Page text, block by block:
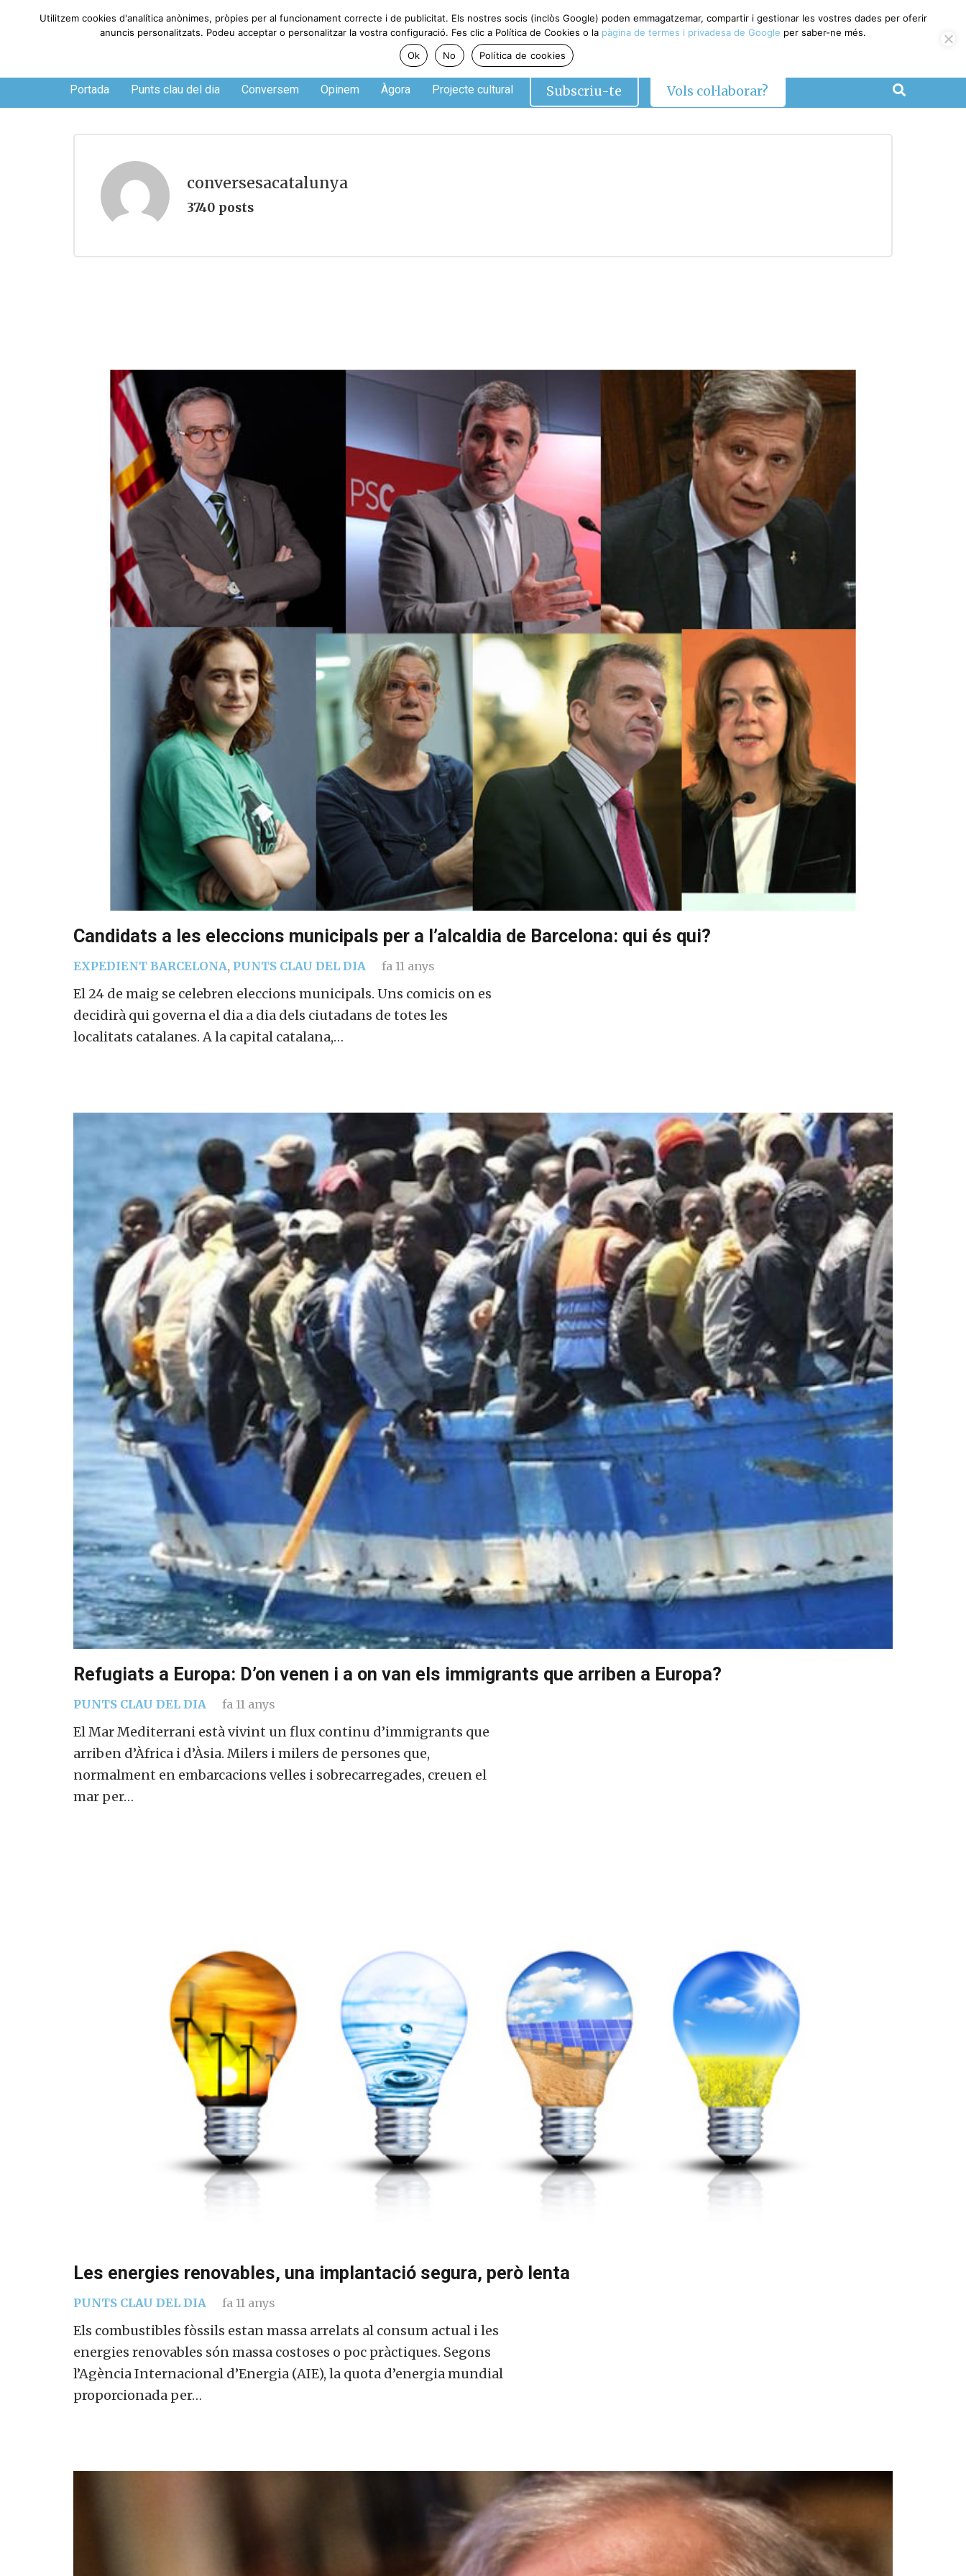
Dijous, 6 de agosto de 2026
Portada Punts clau del dia Conversem Opinem Àgora Projecte cultural Subscriu-te Vols col·laborar?
conversesacatalunya
3740 posts
Candidats a les eleccions municipals per a l’alcaldia de Barcelona: qui és qui?
EXPEDIENT BARCELONA, PUNTS CLAU DEL DIA fa 11 anys
El 24 de maig se celebren eleccions municipals. Uns comicis on es
decidirà qui governa el dia a dia dels ciutadans de totes les
localitats catalanes. A la capital catalana,…
Refugiats a Europa: D’on venen i a on van els immigrants que arriben a Europa?
PUNTS CLAU DEL DIA fa 11 anys
El Mar Mediterrani està vivint un flux continu d’immigrants que
arriben d’Àfrica i d’Àsia. Milers i milers de persones que,
normalment en embarcacions velles i sobrecarregades, creuen el
mar per…
Les energies renovables, una implantació segura, però lenta
PUNTS CLAU DEL DIA fa 11 anys
Els combustibles fòssils estan massa arrelats al consum actual i les
energies renovables són massa costoses o poc pràctiques. Segons
l’Agència Internacional d’Energia (AIE), la quota d’energia mundial
proporcionada per…
Utilitzem cookies d'analítica anònimes, pròpies per al funcionament correcte i de publicitat. Els nostres socis (inclòs Google) poden emmagatzemar, compartir i gestionar les vostres dades per oferir
anuncis personalitzats. Podeu acceptar o personalitzar la vostra configuració. Fes clic a Política de Cookies o la pàgina de termes i privadesa de Google per saber-ne més.
Ok
No Política de cookies